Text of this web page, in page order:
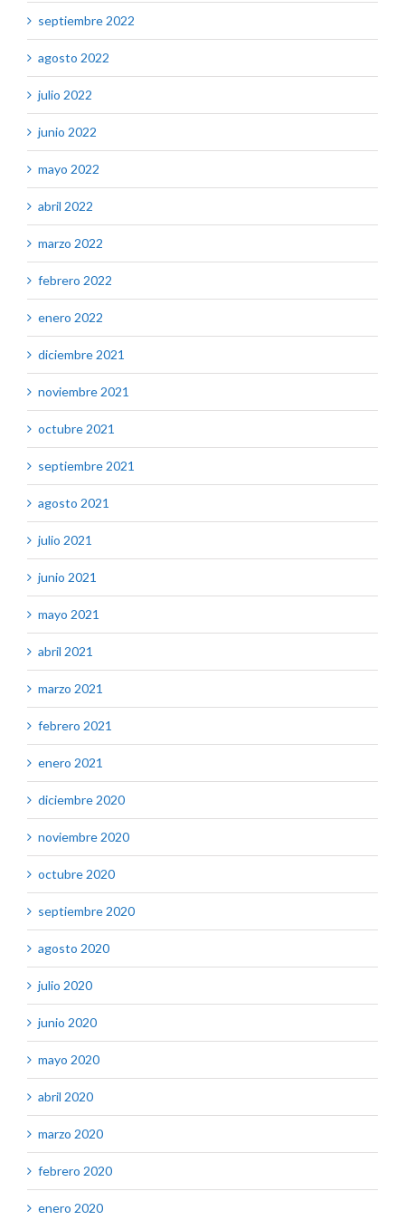
septiembre 2022
agosto 2022
julio 2022
junio 2022
mayo 2022
abril 2022
marzo 2022
febrero 2022
enero 2022
diciembre 2021
noviembre 2021
octubre 2021
septiembre 2021
agosto 2021
julio 2021
junio 2021
mayo 2021
abril 2021
marzo 2021
febrero 2021
enero 2021
diciembre 2020
noviembre 2020
octubre 2020
septiembre 2020
agosto 2020
julio 2020
junio 2020
mayo 2020
abril 2020
marzo 2020
febrero 2020
enero 2020